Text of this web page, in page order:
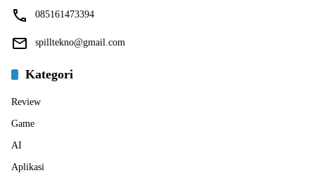
085161473394
spilltekno@gmail.com
Kategori
Review
Game
AI
Aplikasi